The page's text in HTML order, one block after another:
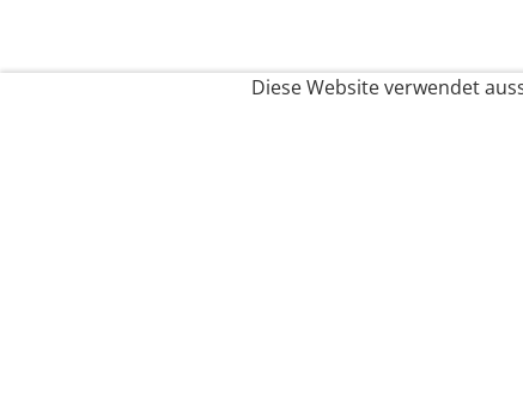
Diese Website verwendet